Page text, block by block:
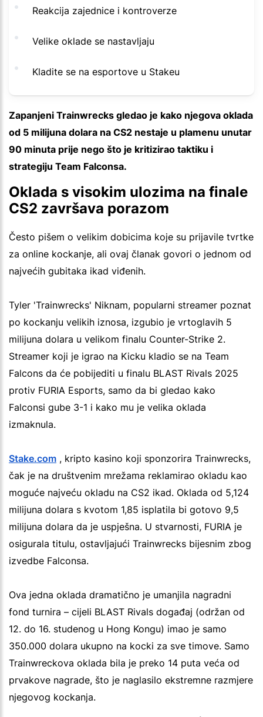
Reakcija zajednice i kontroverze
Velike oklade se nastavljaju
Kladite se na esportove u Stakeu
Zapanjeni Trainwrecks gledao je kako njegova oklada
od 5 milijuna dolara na CS2 nestaje u plamenu unutar
90 minuta prije nego što je kritizirao taktiku i
strategiju Team Falconsa.
Oklada s visokim ulozima na finale
CS2 završava porazom
Često pišem o velikim dobicima koje su prijavile tvrtke
za online kockanje, ali ovaj članak govori o jednom od
najvećih gubitaka ikad viđenih.
Tyler 'Trainwrecks' Niknam, popularni streamer poznat
po kockanju velikih iznosa, izgubio je vrtoglavih 5
milijuna dolara u velikom finalu Counter-Strike 2.
Streamer koji je igrao na Kicku kladio se na Team
Falcons da će pobijediti u finalu BLAST Rivals 2025
protiv FURIA Esports, samo da bi gledao kako
Falconsi gube 3-1 i kako mu je velika oklada
izmaknula.
Stake.com , kripto kasino koji sponzorira Trainwrecks,
čak je na društvenim mrežama reklamirao okladu kao
moguće najveću okladu na CS2 ikad. Oklada od 5,124
milijuna dolara s kvotom 1,85 isplatila bi gotovo 9,5
milijuna dolara da je uspješna. U stvarnosti, FURIA je
osigurala titulu, ostavljajući Trainwrecks bijesnim zbog
izvedbe Falconsa.
Ova jedna oklada dramatično je umanjila nagradni
fond turnira – cijeli BLAST Rivals događaj (održan od
12. do 16. studenog u Hong Kongu) imao je samo
350.000 dolara ukupno na kocki za sve timove. Samo
Trainwreckova oklada bila je preko 14 puta veća od
prvakove nagrade, što je naglasilo ekstremne razmjere
njegovog kockanja.